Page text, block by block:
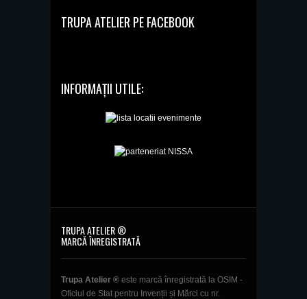
TRUPA ATELIER PE FACEBOOK
INFORMAȚII UTILE:
TRUPA ATELIER ®
MARCĂ ÎNREGISTRATĂ
Trupa Atelier ® este marcă înregistrată la OSIM -
Oficiul de Stat pentru Invenții și Mărci cu nr.